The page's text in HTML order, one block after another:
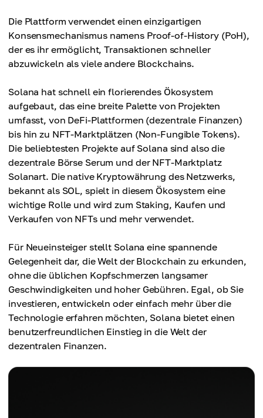
Die Plattform verwendet einen einzigartigen
Konsensmechanismus namens Proof-of-History (PoH),
der es ihr ermöglicht, Transaktionen schneller
abzuwickeln als viele andere Blockchains.
Solana hat schnell ein florierendes Ökosystem
aufgebaut, das eine breite Palette von Projekten
umfasst, von DeFi-Plattformen (dezentrale Finanzen)
bis hin zu NFT-Marktplätzen (Non-Fungible Tokens).
Die beliebtesten Projekte auf Solana sind also die
dezentrale Börse Serum und der NFT-Marktplatz
Solanart. Die native Kryptowährung des Netzwerks,
bekannt als SOL, spielt in diesem Ökosystem eine
wichtige Rolle und wird zum Staking, Kaufen und
Verkaufen von NFTs und mehr verwendet.
Für Neueinsteiger stellt Solana eine spannende
Gelegenheit dar, die Welt der Blockchain zu erkunden,
ohne die üblichen Kopfschmerzen langsamer
Geschwindigkeiten und hoher Gebühren. Egal, ob Sie
investieren, entwickeln oder einfach mehr über die
Technologie erfahren möchten, Solana bietet einen
benutzerfreundlichen Einstieg in die Welt der
dezentralen Finanzen.